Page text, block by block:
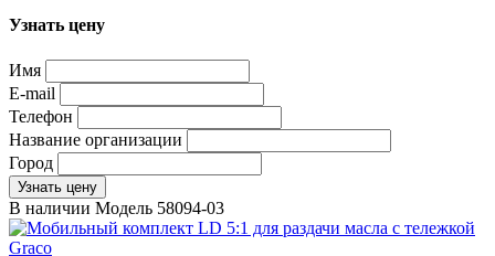
Узнать цену
Имя
E-mail
Телефон
Название организации
Город
Узнать цену
В наличии Модель 58094-03